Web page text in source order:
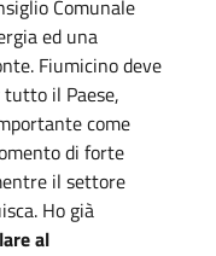
Comunale
ed una
Fiumicino deve
il Paese,
come
di forte
il settore
Ho già
al